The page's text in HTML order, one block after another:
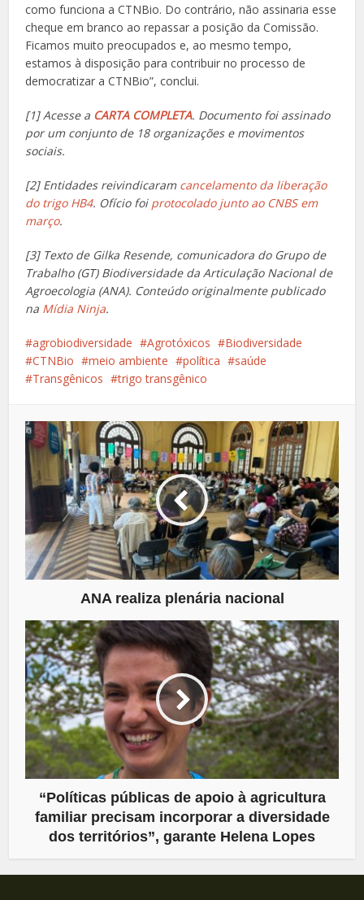
como funciona a CTNBio. Do contrário, não assinaria esse
cheque em branco ao repassar a posição da Comissão.
Ficamos muito preocupados e, ao mesmo tempo,
estamos à disposição para contribuir no processo de
democratizar a CTNBio”, conclui.
[1] Acesse a CARTA COMPLETA. Documento foi assinado
por um conjunto de 18 organizações e movimentos
sociais.
[2] Entidades reivindicaram cancelamento da liberação
do trigo HB4. Ofício foi protocolado junto ao CNBS em
março.
[3] Texto de Gilka Resende, comunicadora do Grupo de
Trabalho (GT) Biodiversidade da Articulação Nacional de
Agroecologia (ANA). Conteúdo originalmente publicado
na Mídia Ninja.
agrobiodiversidade Agrotóxicos
Biodiversidade
CTNBio
meio ambiente política
saúde
Transgênicos
trigo transgênico
ANA realiza plenária nacional
“Políticas públicas de apoio à agricultura
familiar precisam incorporar a diversidade
dos territórios”, garante Helena Lopes